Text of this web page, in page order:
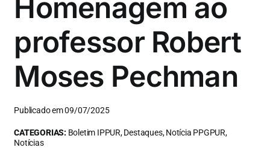
Homenagem ao
professor Robert
Moses Pechman
Publicado em 09/07/2025
CATEGORIAS: Boletim IPPUR, Destaques, Notícia PPGPUR,
Notícias